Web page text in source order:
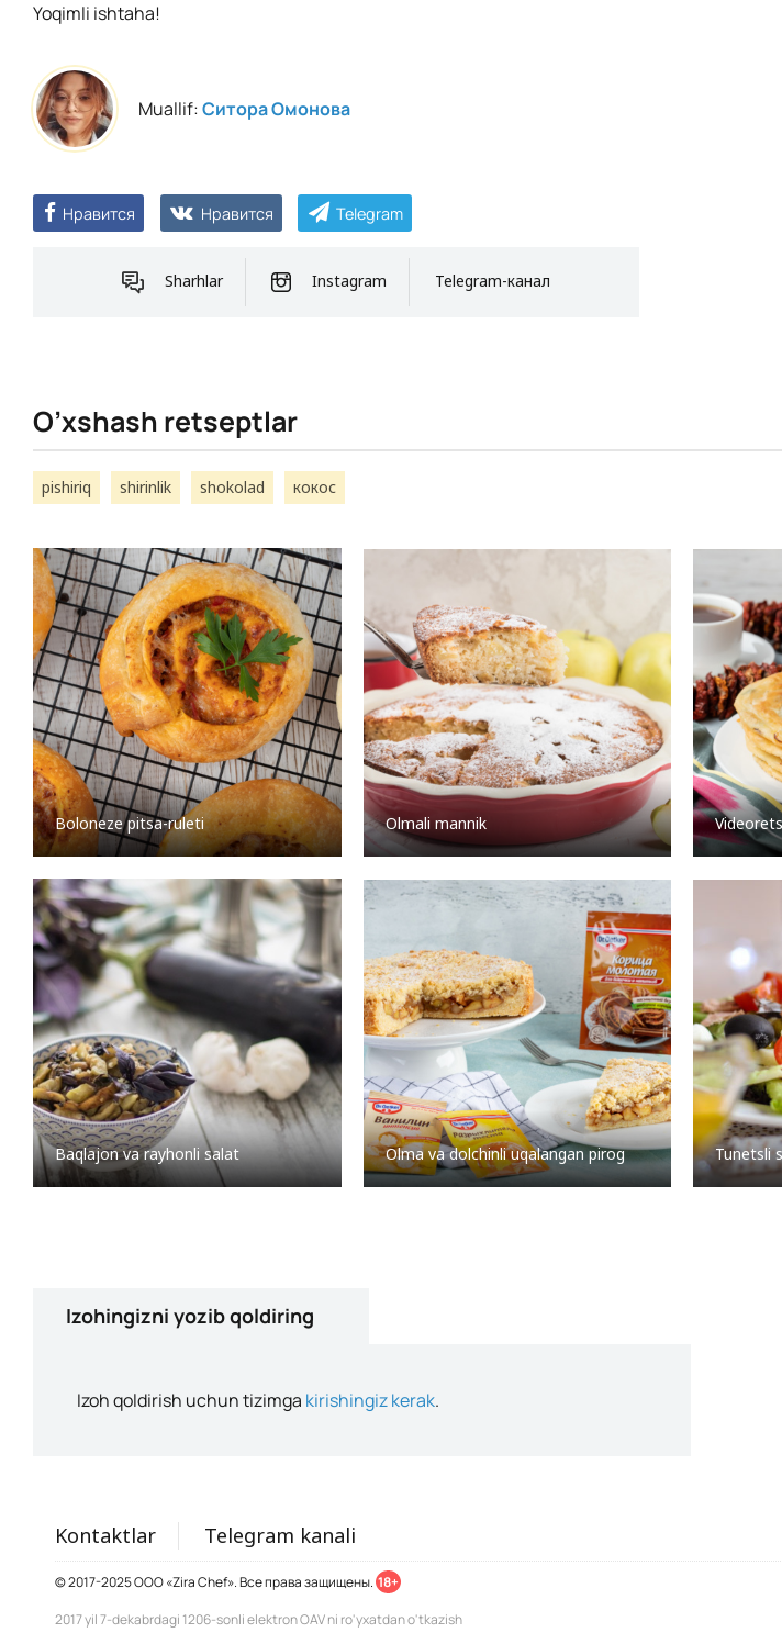
Yoqimli ishtaha!
Muallif:Ситора Омонова
Нравится Нравится Telegram
Sharhlar Instagram Telegram-канал
O’xshash retseptlar
pishiriq shirinlik shokolad кокос
Boloneze pitsa-ruleti Olmali mannik
Baqlajon va rayhonli salat Olma va dolchinli uqalangan pirog Tunetsli
Izohingizni yozib qoldiring
Izoh qoldirish uchun tizimga kirishingiz kerak.
Kontaktlar Telegram kanali
© 2017-2025 ООО «Zira Chef». Все права защищены. 18+
2017 yil 7-dekabrdagi 1206-sonli elektron OAV ni ro'yxatdan o'tkazish